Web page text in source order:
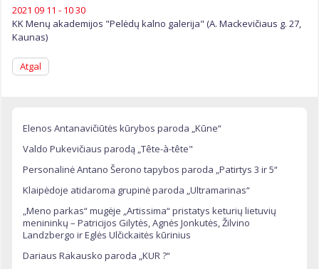
2021 09 11 - 10 30
KK Menų akademijos "Pelėdų kalno galerija" (A. Mackevičiaus g. 27,
Kaunas)
Atgal
Elenos Antanavičiūtės kūrybos paroda „Kūne“
Valdo Pukevičiaus parodą „Tête-à-tête"
Personalinė Antano Šerono tapybos paroda „Patirtys 3 ir 5“
Klaipėdoje atidaroma grupinė paroda „Ultramarinas“
„Meno parkas“ mugėje „Artissima“ pristatys keturių lietuvių
menininkų – Patricijos Gilytės, Agnės Jonkutės, Žilvino
Landzbergo ir Eglės Ulčickaitės kūrinius
Dariaus Rakausko paroda „KUR ?“